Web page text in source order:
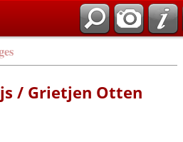
/ Grietjen Otten